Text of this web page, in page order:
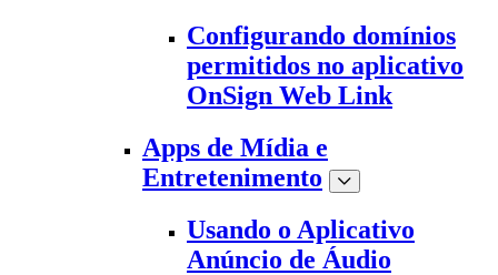
Configurando domínios
permitidos no aplicativo
OnSign Web Link
Apps de Mídia e
Entretenimento
Usando o Aplicativo
Anúncio de Áudio